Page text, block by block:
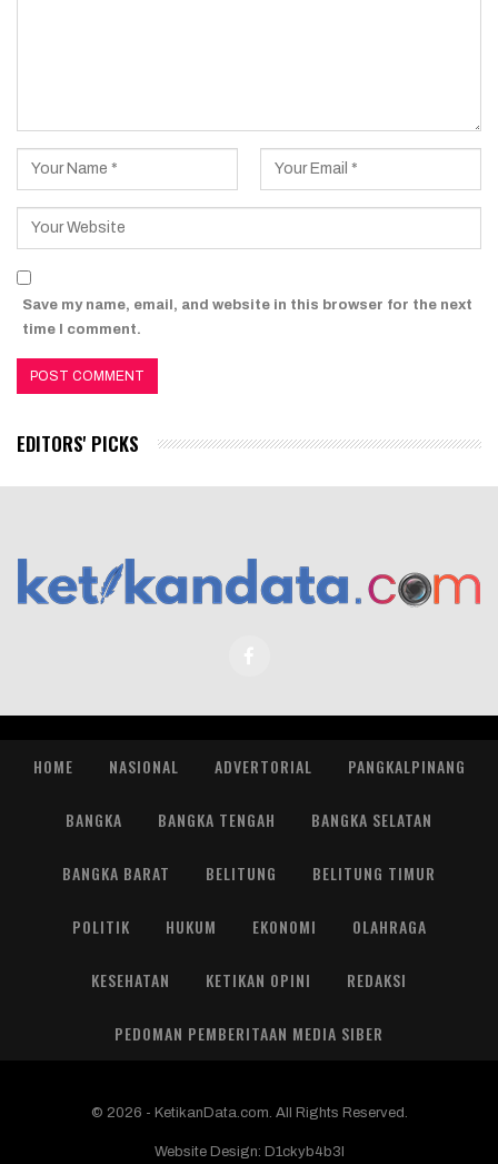
Save my name, email, and website in this browser for the next
time I comment.
EDITORS' PICKS
HOME NASIONAL ADVERTORIAL PANGKALPINANG
BANGKA BANGKA TENGAH BANGKA SELATAN
BANGKA BARAT BELITUNG BELITUNG TIMUR
POLITIK HUKUM EKONOMI OLAHRAGA
KESEHATAN KETIKAN OPINI REDAKSI
PEDOMAN PEMBERITAAN MEDIA SIBER
© 2026 - KetikanData.com. All Rights Reserved.
Website Design: D1ckyb4b3l